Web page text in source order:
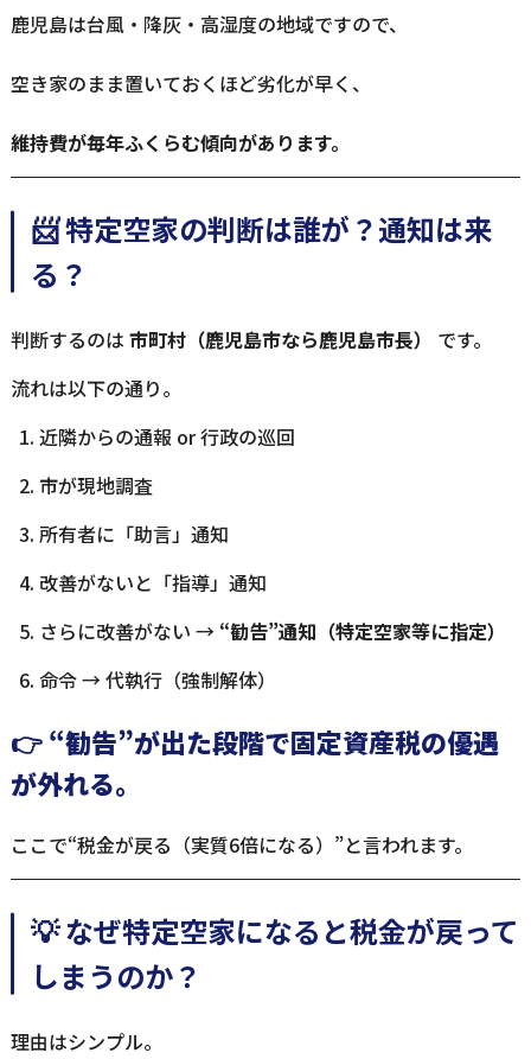
鹿児島は台風・降灰・高湿度の地域ですので、
空き家のまま置いておくほど劣化が早く、
維持費が毎年ふくらむ傾向があります。
📨 特定空家の判断は誰が？通知は来
る？
判断するのは 市町村（鹿児島市なら鹿児島市長）
です。
流れは以下の通り。
近隣からの通報 or 行政の巡回
市が現地調査
所有者に「助言」通知
改善がないと「指導」通知
さらに改善がない → “勧告”通知（特定空家等に指定）
命令 → 代執行（強制解体）
👉“勧告”が出た段階で固定資産税の優遇
が外れる。
ここで“税金が戻る（実質6倍になる）”と言われます。
💡 なぜ特定空家になると税金が戻って
しまうのか？
理由はシンプル。